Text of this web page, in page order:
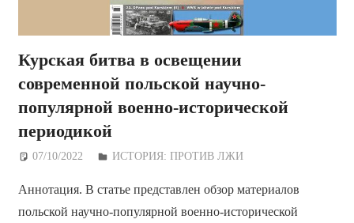
Курская битва в освещении
современной польской научно-
популярной военно-исторической
периодикой
07/10/2022 Дежурный по Редакции
ИСТОРИЯ: ПРОТИВ ЛЖИ
Аннотация. В статье представлен обзор материалов
польской научно-популярной военно-исторической